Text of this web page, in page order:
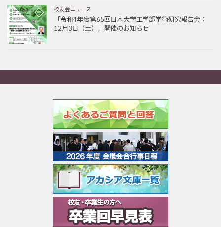
校友会ニュース
「令和4年度第65回日本大学工学部学術研究報告会：
12月3日（土）」開催のお知らせ